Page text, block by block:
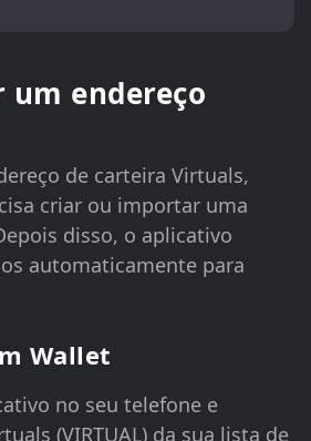
um endereço
de carteira Virtuals,
criar ou importar uma
disso, o aplicativo
automaticamente para
Wallet
no seu telefone e
(VIRTUAL) da sua lista de